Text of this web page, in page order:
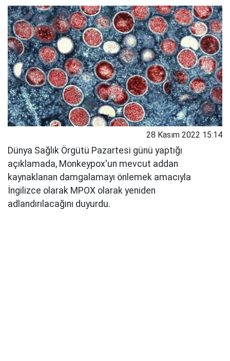
28 Kasım 2022 15:14
Dünya Sağlık Örgütü Pazartesi günü yaptığı
açıklamada, Monkeypox'un mevcut addan
kaynaklanan damgalamayı önlemek amacıyla
İngilizce olarak MPOX olarak yeniden
adlandırılacağını duyurdu.